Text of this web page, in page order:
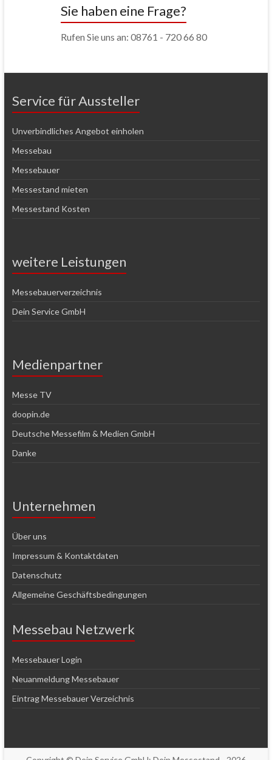
Sie haben eine Frage?
Rufen Sie uns an: 08761 - 720 66 80
Service für Aussteller
Unverbindliches Angebot einholen
Messebau
Messebauer
Messestand mieten
Messestand Kosten
weitere Leistungen
Messebauerverzeichnis
Dein Service GmbH
Medienpartner
Messe TV
doopin.de
Deutsche Messefilm & Medien GmbH
Danke
Unternehmen
Über uns
Impressum & Kontaktdaten
Datenschutz
Allgemeine Geschäftsbedingungen
Messebau Netzwerk
Messebauer Login
Neuanmeldung Messebauer
Eintrag Messebauer Verzeichnis